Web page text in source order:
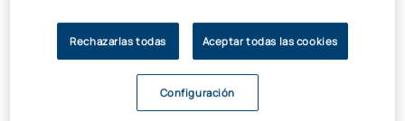
El campo de acción de la medicina deportiva es amplio y
variado. ¿Qué hace un médico del deporte? Algunas de las
Rechazarlas todas Aceptar todas las cookies
Configuración